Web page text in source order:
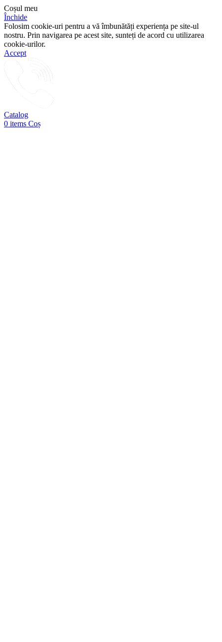
Coșul meu
Închide
Folosim cookie-uri pentru a vă îmbunătăți experiența pe site-ul
nostru. Prin navigarea pe acest site, sunteți de acord cu utilizarea
cookie-urilor.
Accept
Catalog
0 items Coș